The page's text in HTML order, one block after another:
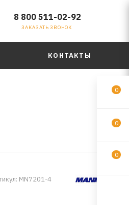
8 800 511-02-92
ЗАКАЗАТЬ ЗВОНОК
КОНТАКТЫ
MN7201-4
0
0
0